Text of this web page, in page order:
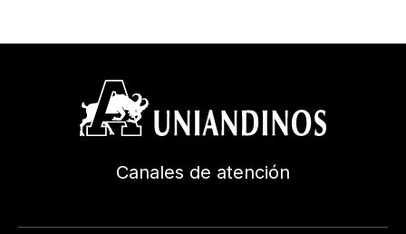
Canales de atención